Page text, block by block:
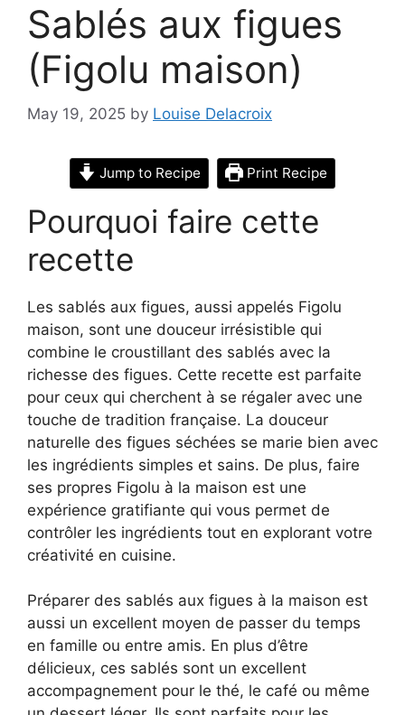
Sablés aux figues
(Figolu maison)
May 19, 2025 by Louise Delacroix
Jump to Recipe Print Recipe
Pourquoi faire cette
recette
Les sablés aux figues, aussi appelés Figolu
maison, sont une douceur irrésistible qui
combine le croustillant des sablés avec la
richesse des figues. Cette recette est parfaite
pour ceux qui cherchent à se régaler avec une
touche de tradition française. La douceur
naturelle des figues séchées se marie bien avec
les ingrédients simples et sains. De plus, faire
ses propres Figolu à la maison est une
expérience gratifiante qui vous permet de
contrôler les ingrédients tout en explorant votre
créativité en cuisine.
Préparer des sablés aux figues à la maison est
aussi un excellent moyen de passer du temps
en famille ou entre amis. En plus d’être
délicieux, ces sablés sont un excellent
accompagnement pour le thé, le café ou même